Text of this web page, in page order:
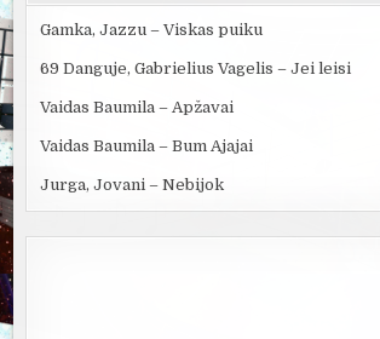
Gamka, Jazzu – Viskas puiku
69 Danguje, Gabrielius Vagelis – Jei leisi
Vaidas Baumila – Apžavai
Vaidas Baumila – Bum Ajajai
Jurga, Jovani – Nebijok